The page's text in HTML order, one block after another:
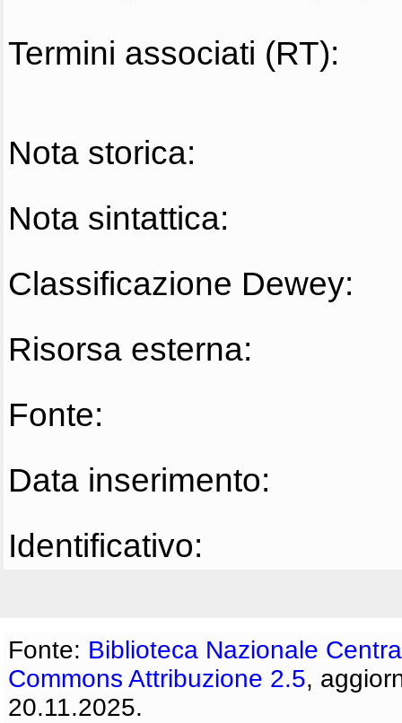
Termini associati (RT):
Nota storica:
Nota sintattica:
Classificazione Dewey:
Risorsa esterna:
Fonte:
Data inserimento:
Identificativo:
Fonte: Biblioteca Nazionale
Commons Attribuzione 2.5,
20.11.2025.